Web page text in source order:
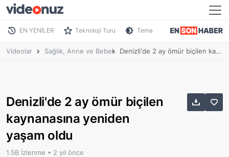
EN YENİLER Teknoloji Turu Tema
Videolar Sağlık, Anne ve Bebek Denizli'de 2 ay ömür biçilen kaynanasına yeniden yaşam oldu
Denizli'de 2 ay ömür biçilen
kaynanasına yeniden
yaşam oldu
1.5B İzlenme • 2 yıl önce